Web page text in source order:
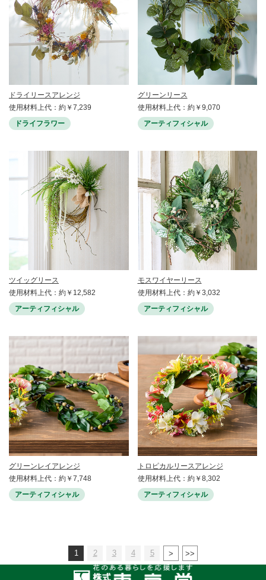
ドライリースアレンジ
使用材料上代：約￥7,239
ドライフラワー
グリーンリース
使用材料上代：約￥9,070
アーティフィシャル
ツイッグリース
使用材料上代：約￥12,582
アーティフィシャル
モスワイヤーリース
使用材料上代：約￥3,032
アーティフィシャル
グリーンレイアレンジ
使用材料上代：約￥7,748
アーティフィシャル
トロピカルリースアレンジ
使用材料上代：約￥8,302
アーティフィシャル
1 2 3 4 5